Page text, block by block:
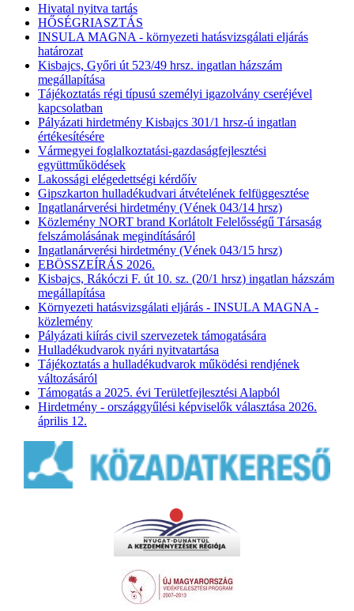
Hivatal nyitva tartás
HŐSÉGRIASZTÁS
INSULA MAGNA - környezeti hatásvizsgálati eljárás
határozat
Kisbajcs, Győri út 523/49 hrsz. ingatlan házszám
megállapítása
Tájékoztatás régi típusú személyi igazolvány cseréjével
kapcsolatban
Pályázati hirdetmény Kisbajcs 301/1 hrsz-ú ingatlan
értékesítésére
Vármegyei foglalkoztatási-gazdaságfejlesztési
együttműködések
Lakossági elégedettségi kérdőív
Gipszkarton hulladékudvari átvételének felfüggesztése
Ingatlanárverési hirdetmény (Vének 043/14 hrsz)
Közlemény NORT brand Korlátolt Felelősségű Társaság
felszámolásának megindításáról
Ingatlanárverési hirdetmény (Vének 043/15 hrsz)
EBÖSSZEÍRÁS 2026.
Kisbajcs, Rákóczi F. út 10. sz. (20/1 hrsz) ingatlan házszám
megállapítása
Környezeti hatásvizsgálati eljárás - INSULA MAGNA -
közlemény
Pályázati kiírás civil szervezetek támogatására
Hulladékudvarok nyári nyitvatartása
Tájékoztatás a hulladékudvarok működési rendjének
változásáról
Támogatás a 2025. évi Területfejlesztési Alapból
Hirdetmény - országgyűlési képviselők választása 2026.
április 12.